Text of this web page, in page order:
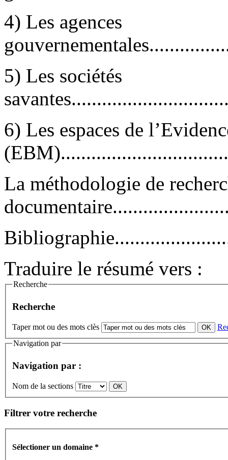
4) Les agences
5) Les sociétés
6) Les espaces de
La méthodologie de
Traduire le résumé vers :
Recherche
Recherche
Taper mot ou des mots clès
Navigation par
Navigation par :
Nom de la sections
Filtrer votre recherche
Sélectioner un domaine *